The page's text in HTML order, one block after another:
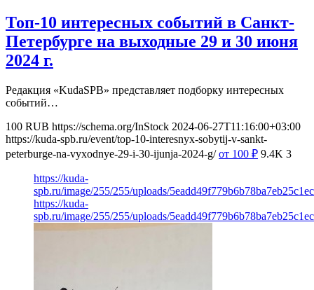
Топ-10 интересных событий в Санкт-
Петербурге на выходные 29 и 30 июня
2024 г.
Редакция «KudaSPB» представляет подборку интересных
событий…
100 RUB https://schema.org/InStock 2024-06-27T11:16:00+03:00
https://kuda-spb.ru/event/top-10-interesnyx-sobytij-v-sankt-
peterburge-na-vyxodnye-29-i-30-ijunja-2024-g/ от 100 ₽ 9.4K 3
https://kuda-
spb.ru/image/255/255/uploads/
https://kuda-
spb.ru/image/255/255/uploads/